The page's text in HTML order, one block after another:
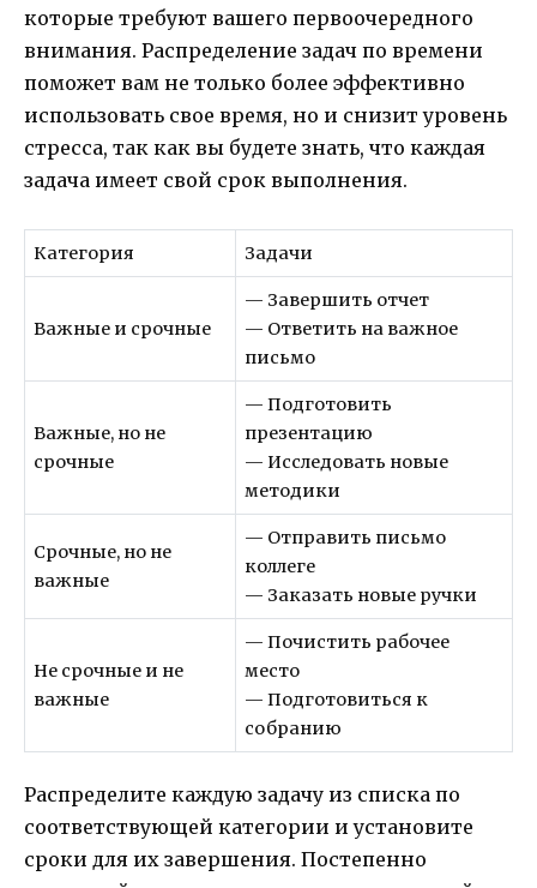
которые требуют вашего первоочередного
внимания. Распределение задач по времени
поможет вам не только более эффективно
использовать свое время, но и снизит уровень
стресса, так как вы будете знать, что каждая
задача имеет свой срок выполнения.
Категория Задачи
Важные и срочные
— Завершить отчет
— Ответить на важное
письмо
Важные, но не
срочные
— Подготовить
презентацию
— Исследовать новые
методики
Срочные, но не
важные
— Отправить письмо
коллеге
— Заказать новые ручки
Не срочные и не
важные
— Почистить рабочее
место
— Подготовиться к
собранию
Распределите каждую задачу из списка по
соответствующей категории и установите
сроки для их завершения. Постепенно